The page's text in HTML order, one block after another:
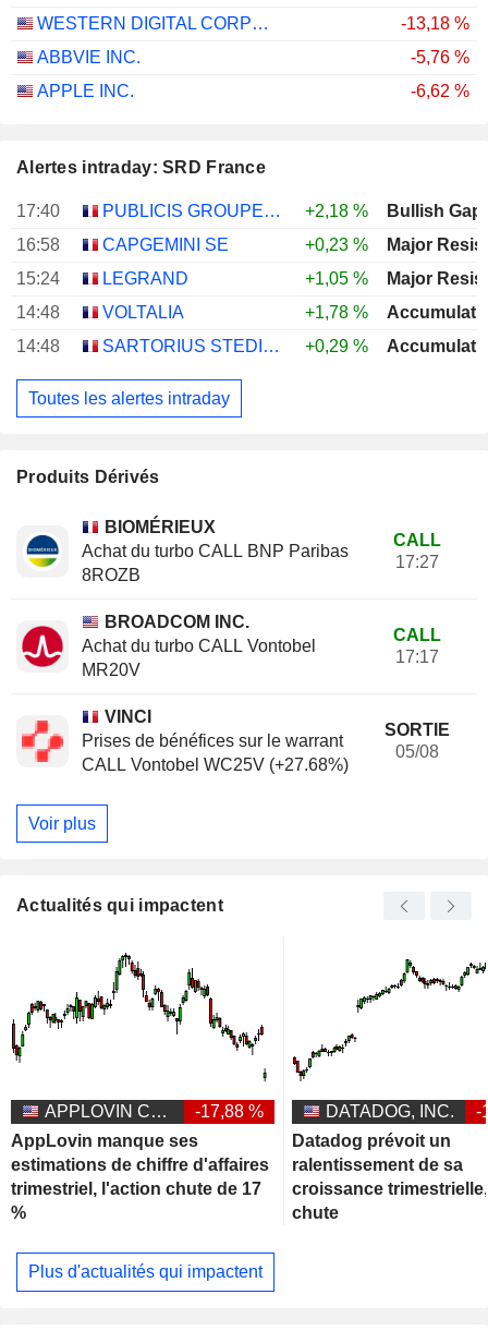
WESTERN DIGITAL CORPORATION
-13,18 %
ABBVIE INC.
-5,76 %
APPLE INC.
-6,62 %
Alertes intraday: SRD France
17:40 PUBLICIS GROUPE S.A. +2,18 %
Bullish Gap
16:58
CAPGEMINI SE +0,23 %
Major
15:24
LEGRAND +1,05 %
Major
14:48
VOLTALIA +1,78 %
14:48
SARTORIUS STEDIM BIOTECH +0,29 %
Toutes les alertes intraday
Produits Dérivés
BIOMÉRIEUX
Achat du turbo CALL BNP Paribas
8ROZB
CALL
17:27
BROADCOM INC.
Achat du turbo CALL Vontobel
MR20V
CALL
17:17
VINCI
Prises de bénéfices sur le warrant
CALL Vontobel WC25V (+27.68%)
SORTIE
05/08
Voir plus
Actualités qui impactent
APPLOVIN CORPORATION
-17,88 %
AppLovin manque ses
estimations de chiffre d'affaires
trimestriel, l'action chute de 17
%
DATADOG, INC.
-
Datadog prévoit un
ralentissement de sa
croissance
chute
Plus d'actualités qui impactent